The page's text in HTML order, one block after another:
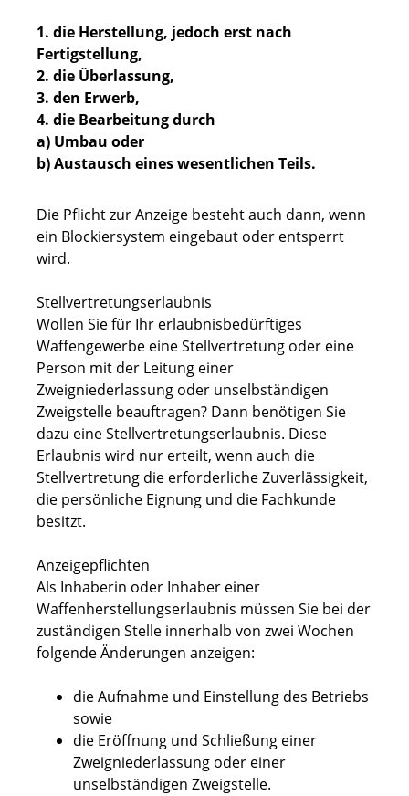
1. die Herstellung, jedoch erst nach
Fertigstellung,
2. die Überlassung,
3. den Erwerb,
4. die Bearbeitung durch
a) Umbau oder
b) Austausch eines wesentlichen Teils.
Die Pflicht zur Anzeige besteht auch dann, wenn
ein Blockiersystem eingebaut oder entsperrt
wird.
Stellvertretungserlaubnis
Wollen Sie für Ihr erlaubnisbedürftiges
Waffengewerbe eine Stellvertretung oder eine
Person mit der Leitung einer
Zweigniederlassung oder unselbständigen
Zweigstelle beauftragen? Dann benötigen Sie
dazu eine Stellvertretungserlaubnis. Diese
Erlaubnis wird nur erteilt, wenn auch die
Stellvertretung die erforderliche Zuverlässigkeit,
die persönliche Eignung und die Fachkunde
besitzt.
Anzeigepflichten
Als Inhaberin oder Inhaber einer
Waffenherstellungserlaubnis müssen Sie bei der
zuständigen Stelle innerhalb von zwei Wochen
folgende Änderungen anzeigen:
die Aufnahme und Einstellung des Betriebs
sowie
die Eröffnung und Schließung einer
Zweigniederlassung oder einer
unselbständigen Zweigstelle.